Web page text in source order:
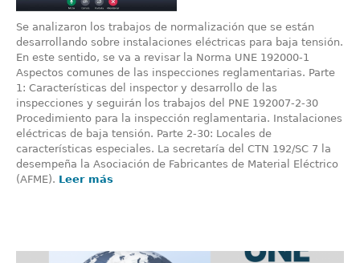
Se analizaron los trabajos de normalización que se están
desarrollando sobre instalaciones eléctricas para baja tensión.
En este sentido, se va a revisar la Norma UNE 192000-1
Aspectos comunes de las inspecciones reglamentarias. Parte
1: Características del inspector y desarrollo de las
inspecciones y seguirán los trabajos del PNE 192007-2-30
Procedimiento para la inspección reglamentaria. Instalaciones
eléctricas de baja tensión. Parte 2-30: Locales de
características especiales. La secretaría del CTN 192/SC 7 la
desempeña la Asociación de Fabricantes de Material Eléctrico
(AFME). Leer más